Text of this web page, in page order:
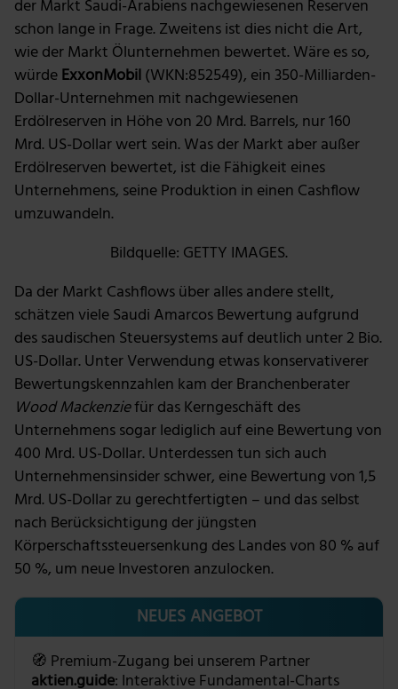
der Markt Saudi-Arabiens nachgewiesenen Reserven
schon lange in Frage. Zweitens ist dies nicht die Art,
wie der Markt Ölunternehmen bewertet. Wäre es so,
würdeExxonMobil(WKN:852549), ein 350-Milliarden-
Dollar-Unternehmen mit nachgewiesenen
Erdölreserven in Höhe von 20 Mrd. Barrels, nur 160
Mrd. US-Dollar wert sein. Was der Markt aber außer
Erdölreserven bewertet, ist die Fähigkeit eines
Unternehmens, seine Produktion in einen Cashflow
umzuwandeln.
Bildquelle: GETTY IMAGES.
Da der Markt Cashflows über alles andere stellt,
schätzen viele Saudi Amarcos Bewertung aufgrund
des saudischen Steuersystems auf deutlich unter 2 Bio.
US-Dollar. Unter Verwendung etwas konservativerer
Bewertungskennzahlen kam der Branchenberater
Wood Mackenziefür das Kerngeschäft des
Unternehmens sogar lediglich auf eine Bewertung von
400 Mrd. US-Dollar. Unterdessen tun sich auch
Unternehmensinsider schwer, eine Bewertung von 1,5
Mrd. US-Dollar zu gerechtfertigten – und das selbst
nach Berücksichtigung der jüngsten
Körperschaftssteuersenkung des Landes von 80 % auf
50 %, um neue Investoren anzulocken.
NEUES ANGEBOT
🧭 Premium-Zugang bei unserem Partner
aktien.guide: Interaktive Fundamental-Charts